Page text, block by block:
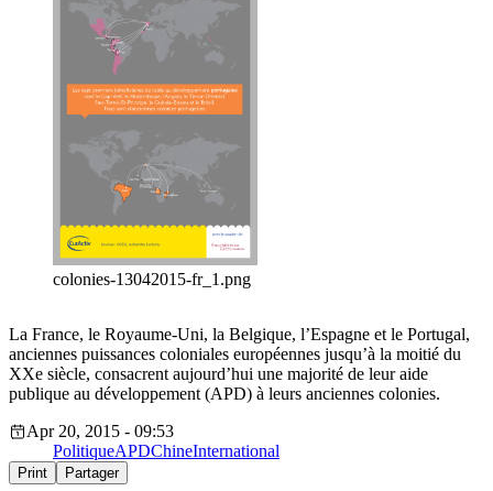
colonies-13042015-fr_1.png
La France, le Royaume-Uni, la Belgique, l’Espagne et le Portugal,
anciennes puissances coloniales européennes jusqu’à la moitié du
XXe siècle, consacrent aujourd’hui une majorité de leur aide
publique au développement (APD) à leurs anciennes colonies.
Apr 20, 2015 - 09:53
PolitiqueAPDChineInternational
Print Partager